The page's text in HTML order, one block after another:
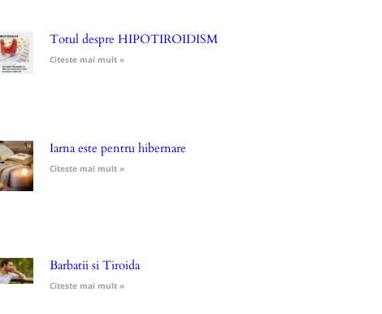
Totul despre HIPOTIROIDISM
Citeste mai mult »
Iarna este pentru hibernare
Citeste mai mult »
Barbatii si Tiroida
Citeste mai mult »